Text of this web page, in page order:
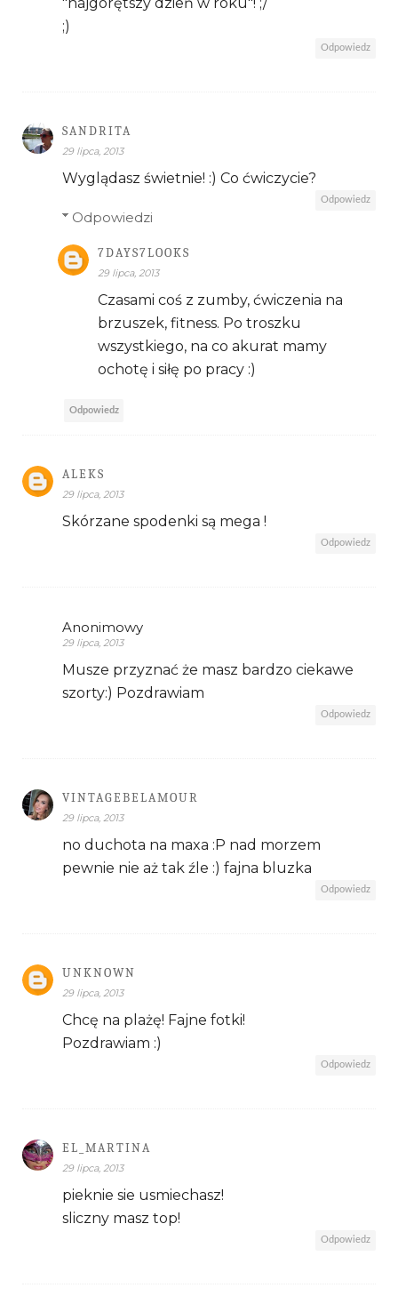
;)
Odpowiedz
SANDRITA
29 lipca, 2013
Wyglądasz świetnie! :) Co ćwiczycie?
Odpowiedz
Odpowiedzi
7DAYS7LOOKS
29 lipca, 2013
Czasami coś z zumby, ćwiczenia na
brzuszek, fitness. Po troszku
wszystkiego, na co akurat mamy
ochotę i siłę po pracy :)
Odpowiedz
ALEKS
29 lipca, 2013
Skórzane spodenki są mega !
Odpowiedz
Anonimowy
29 lipca, 2013
Musze przyznać że masz bardzo ciekawe
szorty:) Pozdrawiam
Odpowiedz
VINTAGEBELAMOUR
29 lipca, 2013
no duchota na maxa :P nad morzem
pewnie nie aż tak źle :) fajna bluzka
Odpowiedz
UNKNOWN
29 lipca, 2013
Chcę na plażę! Fajne fotki!
Pozdrawiam :)
Odpowiedz
EL_MARTINA
29 lipca, 2013
pieknie sie usmiechasz!
sliczny masz top!
Odpowiedz